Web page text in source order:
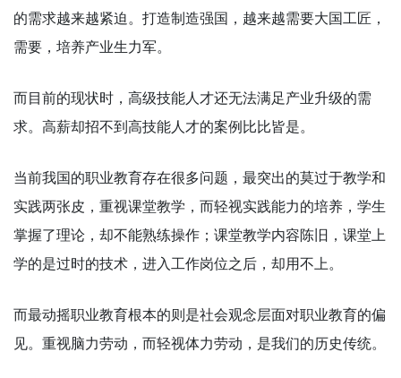
的需求越来越紧迫。打造制造强国，越来越需要大国工匠，
需要，培养产业生力军。
而目前的现状时，高级技能人才还无法满足产业升级的需
求。高薪却招不到高技能人才的案例比比皆是。
当前我国的职业教育存在很多问题，最突出的莫过于教学和
实践两张皮，重视课堂教学，而轻视实践能力的培养，学生
掌握了理论，却不能熟练操作；课堂教学内容陈旧，课堂上
学的是过时的技术，进入工作岗位之后，却用不上。
而最动摇职业教育根本的则是社会观念层面对职业教育的偏
见。重视脑力劳动，而轻视体力劳动，是我们的历史传统。